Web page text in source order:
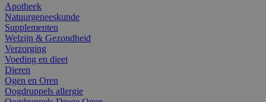
Apotheek
Natuurgeneeskunde
Supplementen
Welzijn & Gezondheid
Verzorging
Voeding en dieet
Dieren
Ogen en Oren
Oogdruppels allergie